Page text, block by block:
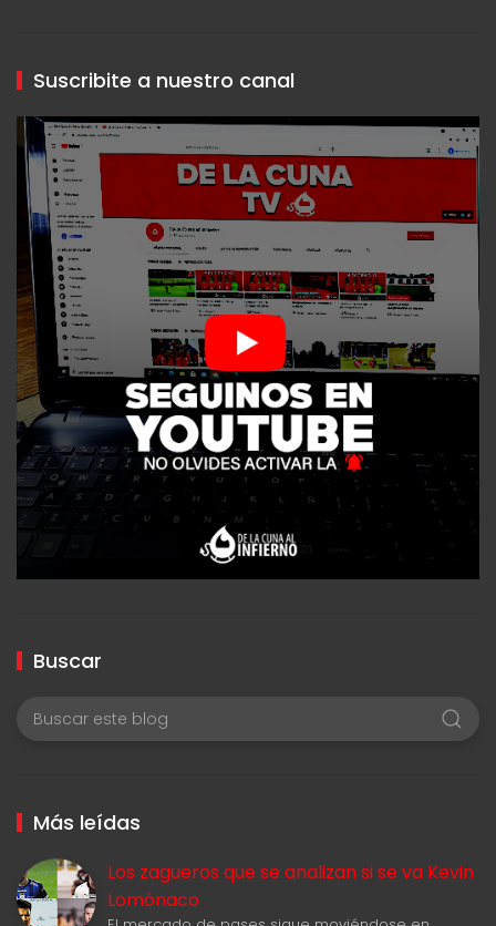
Suscribite a nuestro canal
Buscar
Más leídas
Los zagueros que se analizan si se va Kevin
Lomónaco